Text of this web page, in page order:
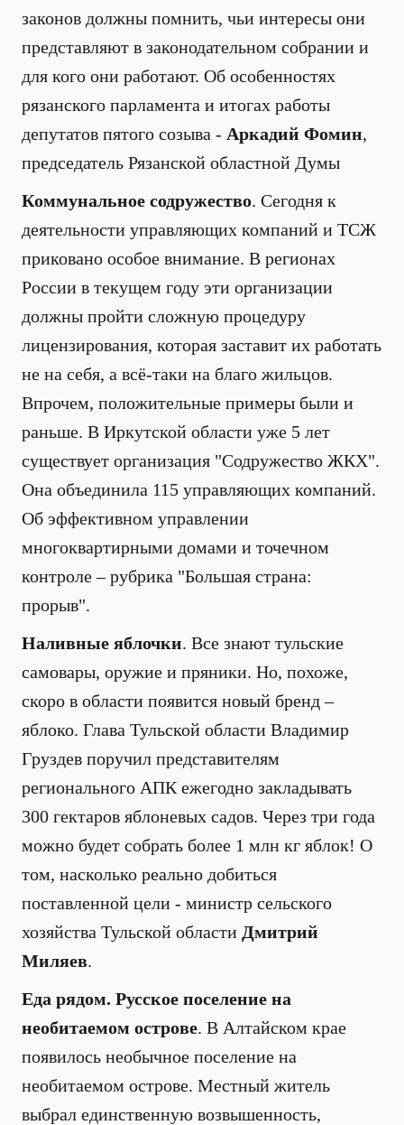
законов должны помнить, чьи интересы они
представляют в законодательном собрании и
для кого они работают. Об особенностях
рязанского парламента и итогах работы
депутатов пятого созыва - Аркадий Фомин,
председатель Рязанской областной Думы
Коммунальное содружество. Сегодня к
деятельности управляющих компаний и ТСЖ
приковано особое внимание. В регионах
России в текущем году эти организации
должны пройти сложную процедуру
лицензирования, которая заставит их работать
не на себя, а всё-таки на благо жильцов.
Впрочем, положительные примеры были и
раньше. В Иркутской области уже 5 лет
существует организация "Содружество ЖКХ".
Она объединила 115 управляющих компаний.
Об эффективном управлении
многоквартирными домами и точечном
контроле – рубрика "Большая страна:
прорыв".
Наливные яблочки. Все знают тульские
самовары, оружие и пряники. Но, похоже,
скоро в области появится новый бренд –
яблоко. Глава Тульской области Владимир
Груздев поручил представителям
регионального АПК ежегодно закладывать
300 гектаров яблоневых садов. Через три года
можно будет собрать более 1 млн кг яблок! О
том, насколько реально добиться
поставленной цели - министр сельского
хозяйства Тульской области Дмитрий
Миляев.
Еда рядом. Русское поселение на
необитаемом острове. В Алтайском крае
появилось необычное поселение на
необитаемом острове. Местный житель
выбрал единственную возвышенность,